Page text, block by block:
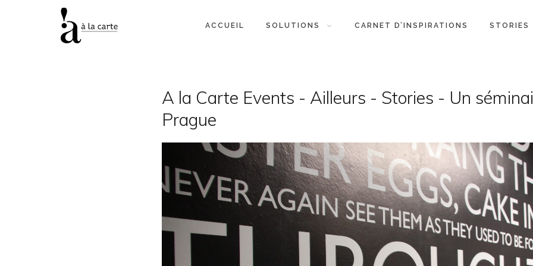
ACCUEIL SOLUTIONS CARNET D’INSPIRATIONS STORIES
A la Carte Events - Ailleurs - Stories - Un
Prague